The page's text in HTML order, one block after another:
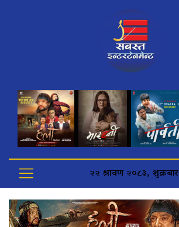
२२ श्रावण २०८३, शुक्रबार